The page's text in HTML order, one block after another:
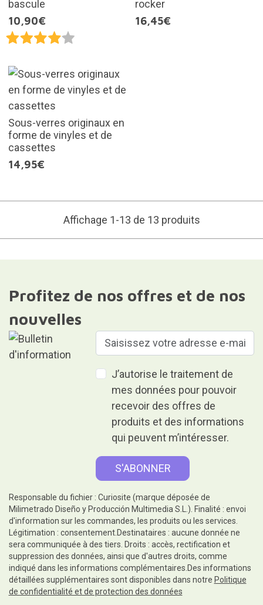
bascule
10,90€
rocker
16,45€
Sous-verres originaux en
forme de vinyles et de
cassettes
14,95€
Affichage 1-13 de 13 produits
Profitez de nos offres et de nos
nouvelles
J’autorise le traitement de
mes données pour pouvoir
recevoir des offres de
produits et des informations
qui peuvent m’intéresser.
Responsable du fichier : Curiosite (marque déposée de
Milimetrado Diseño y Producción Multimedia S.L.). Finalité : envoi
d'information sur les commandes, les produits ou les services.
Légitimation : consentement.Destinataires : aucune donnée ne
sera communiquée à des tiers. Droits : accès, rectification et
suppression des données, ainsi que d'autres droits, comme
indiqué dans les informations complémentaires.Des informations
détaillées supplémentaires sont disponibles dans notre Politique
de confidentialité et de protection des données